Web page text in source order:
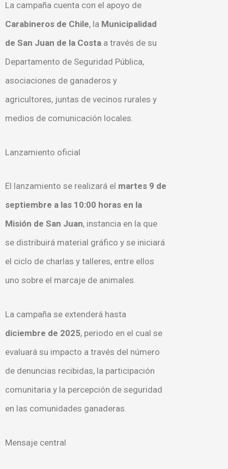
La campaña cuenta con el apoyo de
Carabineros de Chile, la Municipalidad
de San Juan de la Costa a través de su
Departamento de Seguridad Pública,
asociaciones de ganaderos y
agricultores, juntas de vecinos rurales y
medios de comunicación locales.
Lanzamiento oficial
El lanzamiento se realizará el martes 9 de
septiembre a las 10:00 horas en la
Misión de San Juan, instancia en la que
se distribuirá material gráfico y se iniciará
el ciclo de charlas y talleres, entre ellos
uno sobre el marcaje de animales.
La campaña se extenderá hasta
diciembre de 2025, periodo en el cual se
evaluará su impacto a través del número
de denuncias recibidas, la participación
comunitaria y la percepción de seguridad
en las comunidades ganaderas.
Mensaje central